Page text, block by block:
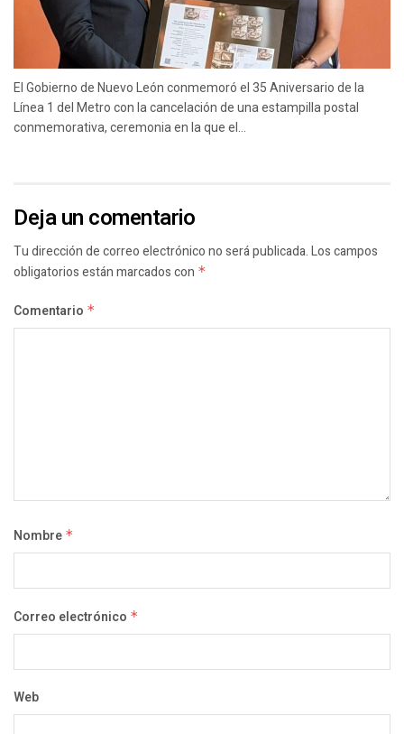
El Gobierno de Nuevo León conmemoró el 35 Aniversario de la
Línea 1 del Metro con la cancelación de una estampilla postal
conmemorativa, ceremonia en la que el...
Deja un comentario
Tu dirección de correo electrónico no será publicada.Los campos
obligatorios están marcados con *
Comentario *
Nombre *
Correo electrónico *
Web